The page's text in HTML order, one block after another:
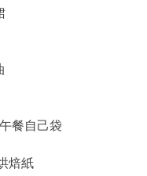
餐自己袋
焙紙